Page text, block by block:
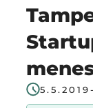
investors
and
in
making
a
5.5.2019-